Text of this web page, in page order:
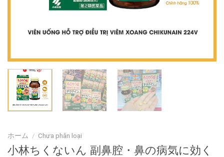
ホーム / Chưa phân loại
小林ちくないん 副鼻腔・鼻の病気に効く